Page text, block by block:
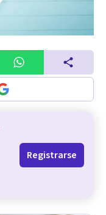
Registrarse